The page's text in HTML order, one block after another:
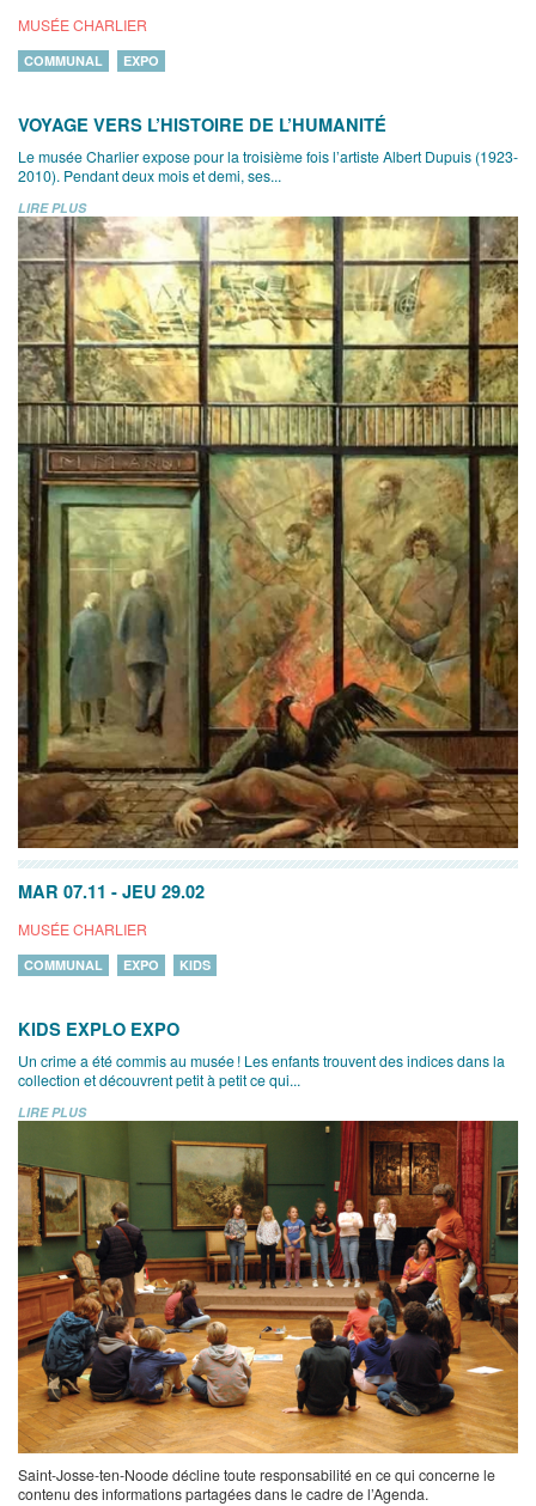
MUSÉE CHARLIER
COMMUNAL EXPO
VOYAGE VERS L’HISTOIRE DE L’HUMANITÉ
Le musée Charlier expose pour la troisième fois l’artiste Albert Dupuis (1923-
2010). Pendant deux mois et demi, ses...
LIRE PLUS
MAR 07.11 - JEU 29.02
MUSÉE CHARLIER
COMMUNAL EXPO KIDS
KIDS EXPLO EXPO
Un crime a été commis au musée ! Les enfants trouvent des indices dans la
collection et découvrent petit à petit ce qui...
LIRE PLUS
Saint-Josse-ten-Noode décline toute responsabilité en ce qui concerne le
contenu des informations partagées dans le cadre de l’Agenda.